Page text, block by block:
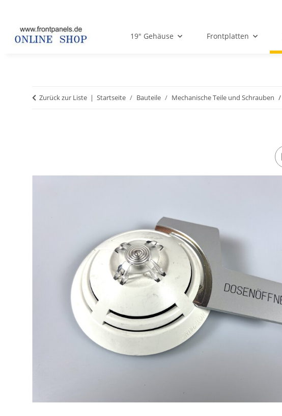
19" Gehäuse Frontplatten
Zurück zur Liste Startseite Bauteile Mechanische Teile und Schrauben